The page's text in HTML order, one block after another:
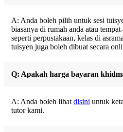
A: Anda boleh pilih untuk sesi
biasanya di rumah anda atau
seperti perpustakaan, kelas di
tuisyen juga boleh dibuat secara
Q: Apakah harga bayaran
A: Anda boleh lihat disini untuk
tutor kami.